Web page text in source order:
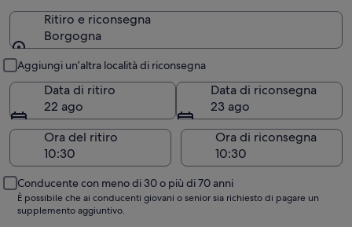
Ritiro e riconsegna
Borgogna
Aggiungi un’altra località di riconsegna
Data di ritiro
22 ago
Data di riconsegna
23 ago
Ora del ritiro
Ora di riconsegna
Conducente con meno di 30 o più di 70 anni
È possibile che ai conducenti giovani o senior sia richiesto di pagare un
supplemento aggiuntivo.